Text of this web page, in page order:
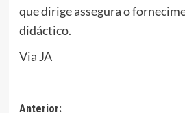
que dirige assegura o
didáctico.
Via JA
Anterior: